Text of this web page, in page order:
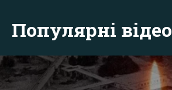
Популярні відео